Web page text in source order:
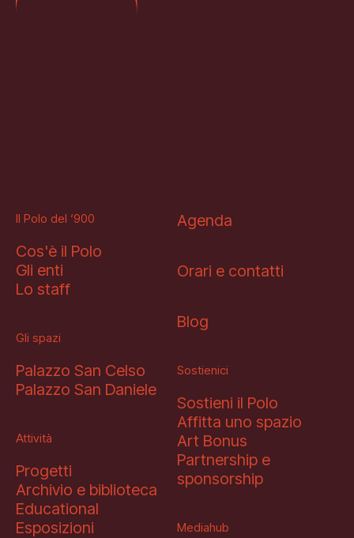
Il Polo del ‘900
Cos'è il Polo
Gli enti
Lo staff
Gli spazi
Palazzo San Celso
Palazzo San Daniele
Attività
Progetti
Archivio e biblioteca
Educational
Esposizioni
Agenda
Orari e contatti
Blog
Sostienici
Sostieni il Polo
Affitta uno spazio
Art Bonus
Partnership e
sponsorship
Mediahub